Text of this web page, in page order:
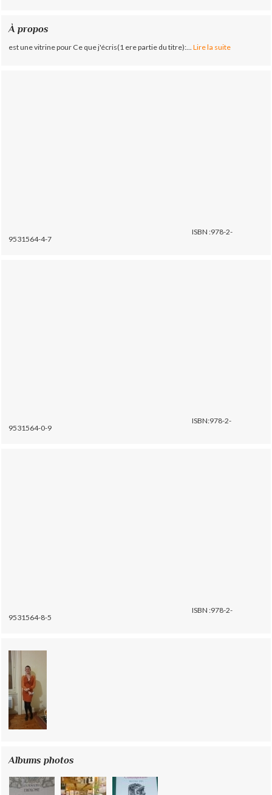
À propos
est une vitrine pour Ce que j'écris(1 ere partie du titre):... Lire la suite
ISBN :978-2-
9531564-4-7
ISBN:978-2-
9531564-0-9
ISBN :978-2-
9531564-8-5
Albums photos